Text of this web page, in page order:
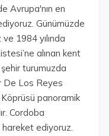
Avrupa'nın en
Günümüzde
1984 yılında
alınan kent
turumuzda
De Los Reyes
panoramik
Cordoba
hareket ediyoruz.